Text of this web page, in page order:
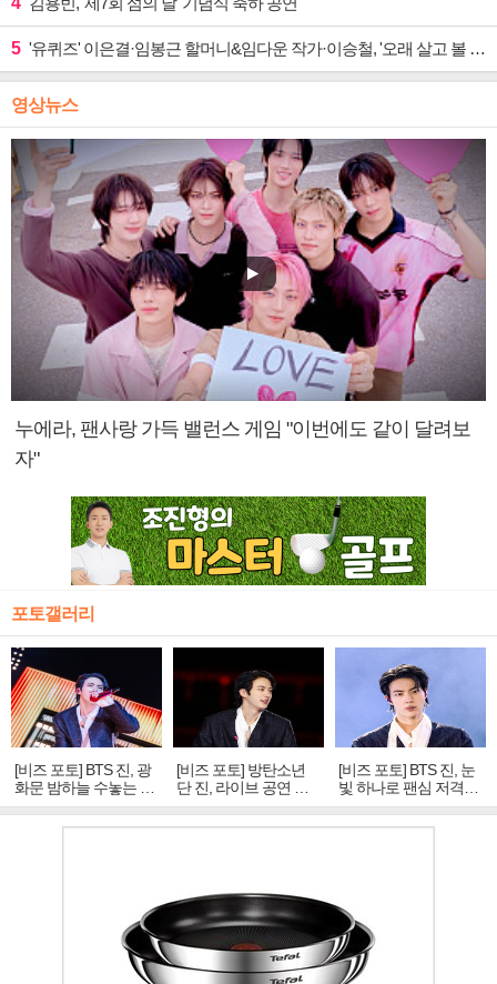
5 '유퀴즈' 이은결·임봉근 할머니&임다운 작가·이승철, '오래 살고 볼 일' 특집 출격
영상뉴스
누에라, 팬사랑 가득 밸런스 게임 "이번에도 같이 달려보
자"
포토갤러리
[비즈 포토] BTS 진, 광
화문 밤하늘 수놓는 '비
주얼 킹'의 열창
[비즈 포토] 방탄소년
단 진, 라이브 공연 중
빛나는 독보적 아우라
[비즈 포토] BTS 진, 눈
빛 하나로 팬심 저격…
독보적 카리스마